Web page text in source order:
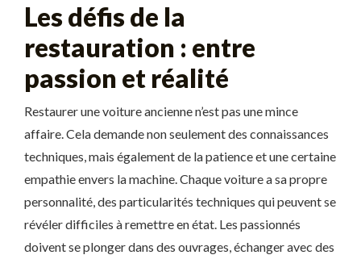
Les défis de la
restauration : entre
passion et réalité
Restaurer une voiture ancienne n’est pas une mince
affaire. Cela demande non seulement des connaissances
techniques, mais également de la patience et une certaine
empathie envers la machine. Chaque voiture a sa propre
personnalité, des particularités techniques qui peuvent se
révéler difficiles à remettre en état. Les passionnés
doivent se plonger dans des ouvrages, échanger avec des